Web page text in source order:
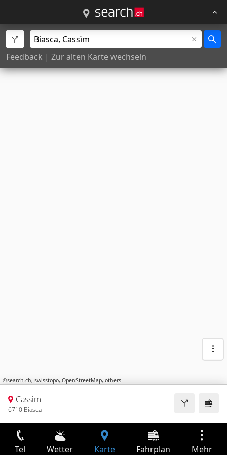
Feedback | Zur alten Karte wechseln
©search.ch, swisstopo, OpenStreetMap, others
Cassìm
6710 Biasca
Tel Wetter Karte Fahrplan Mehr